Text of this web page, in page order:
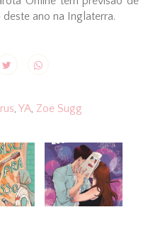
ano na Inglaterra.
, YA, Zoe Sugg